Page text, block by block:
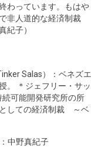
わっています。もはや
非人道的な経済制裁
紀子）
Salas）：ベネズエ
。 ＊ジェフリー・サッ
可能開発研究所の所
しての経済制裁 ～ベ
中野真紀子